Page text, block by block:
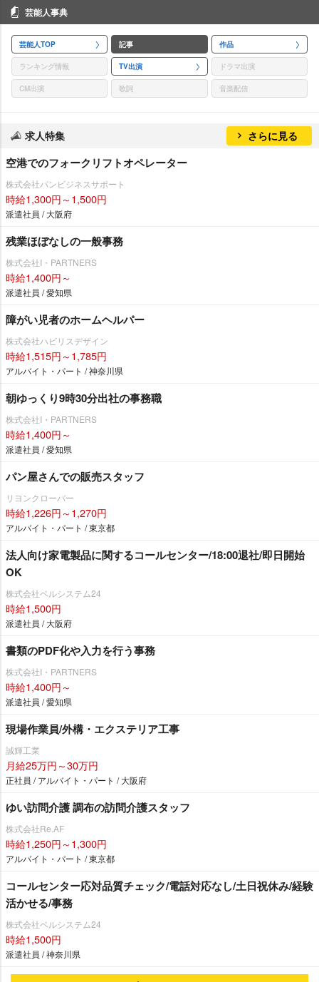
芸能人事典
芸能人TOP 記事 作品
ランキング情報 TV出演 ドラマ出演
CM出演 歌詞 音楽配信
求人特集 さらに見る
空港でのフォークリフトオペレーター
株式会社パンビジネスサポート
時給1,300円～1,500円
派遣社員 / 大阪府
残業ほぼなしの一般事務
株式会社I・PARTNERS
時給1,400円～
派遣社員 / 愛知県
障がい児者のホームヘルパー
株式会社ハビリスデザイン
時給1,515円～1,785円
アルバイト・パート / 神奈川県
朝ゆっくり9時30分出社の事務職
株式会社I・PARTNERS
時給1,400円～
派遣社員 / 愛知県
パン屋さんでの販売スタッフ
リヨンクローバー
時給1,226円～1,270円
アルバイト・パート / 東京都
法人向け家電製品に関するコールセンター/18:00退社/即日開始
OK
株式会社ベルシステム24
時給1,500円
派遣社員 / 大阪府
書類のPDF化や入力を行う事務
株式会社I・PARTNERS
時給1,400円～
派遣社員 / 愛知県
現場作業員/外構・エクステリア工事
誠輝工業
月給25万円～30万円
正社員 / アルバイト・パート / 大阪府
ゆい訪問介護 調布の訪問介護スタッフ
株式会社Re.AF
時給1,250円～1,300円
アルバイト・パート / 東京都
コールセンター応対品質チェック/電話対応なし/土日祝休み/経験
活かせる/事務
株式会社ベルシステム24
時給1,500円
派遣社員 / 神奈川県